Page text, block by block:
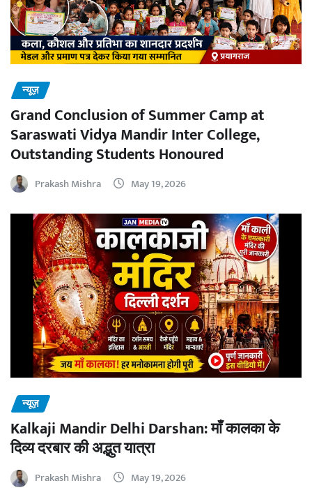
न्यूज़
Grand Conclusion of Summer Camp at
Saraswati Vidya Mandir Inter College,
Outstanding Students Honoured
Prakash Mishra May 19, 2026
न्यूज़
Kalkaji Mandir Delhi Darshan: माँ कालका के
दिव्य दरबार की अद्भुत यात्रा
Prakash Mishra May 19, 2026